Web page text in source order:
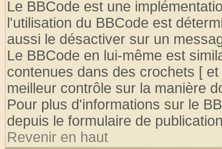
Le BBCode est une
l'utilisation du BBCode est
aussi le désactiver sur un
Le BBCode en lui-même est
contenues dans des crochets [
meilleur contrôle sur la manière
Pour plus d'informations sur le
depuis le formulaire de
Revenir en haut